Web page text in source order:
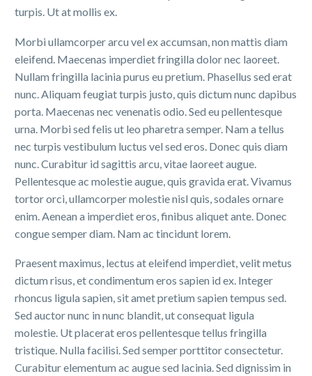
turpis. Ut at mollis ex.
Morbi ullamcorper arcu vel ex accumsan, non mattis diam
eleifend. Maecenas imperdiet fringilla dolor nec laoreet.
Nullam fringilla lacinia purus eu pretium. Phasellus sed erat
nunc. Aliquam feugiat turpis justo, quis dictum nunc dapibus
porta. Maecenas nec venenatis odio. Sed eu pellentesque
urna. Morbi sed felis ut leo pharetra semper. Nam a tellus
nec turpis vestibulum luctus vel sed eros. Donec quis diam
nunc. Curabitur id sagittis arcu, vitae laoreet augue.
Pellentesque ac molestie augue, quis gravida erat. Vivamus
tortor orci, ullamcorper molestie nisl quis, sodales ornare
enim. Aenean a imperdiet eros, finibus aliquet ante. Donec
congue semper diam. Nam ac tincidunt lorem.
Praesent maximus, lectus at eleifend imperdiet, velit metus
dictum risus, et condimentum eros sapien id ex. Integer
rhoncus ligula sapien, sit amet pretium sapien tempus sed.
Sed auctor nunc in nunc blandit, ut consequat ligula
molestie. Ut placerat eros pellentesque tellus fringilla
tristique. Nulla facilisi. Sed semper porttitor consectetur.
Curabitur elementum ac augue sed lacinia. Sed dignissim in